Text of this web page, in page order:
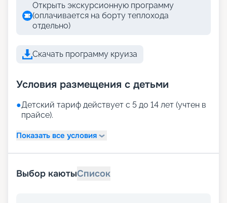
Открыть экскурсионную программу
(оплачивается на борту теплохода
отдельно)
Скачать программу круиза
Условия размещения с детьми
●Детский тариф действует с 5 до 14 лет (учтен в
прайсе).
Показать все условия
Выбор каютыСписок